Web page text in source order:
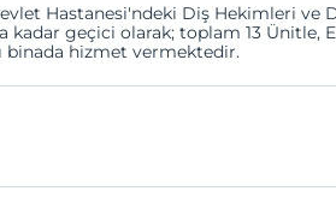
Hastanesi'ndeki Diş Hekimleri ve
kadar geçici olarak; toplam 13 Ünitle,
binada hizmet vermektedir.